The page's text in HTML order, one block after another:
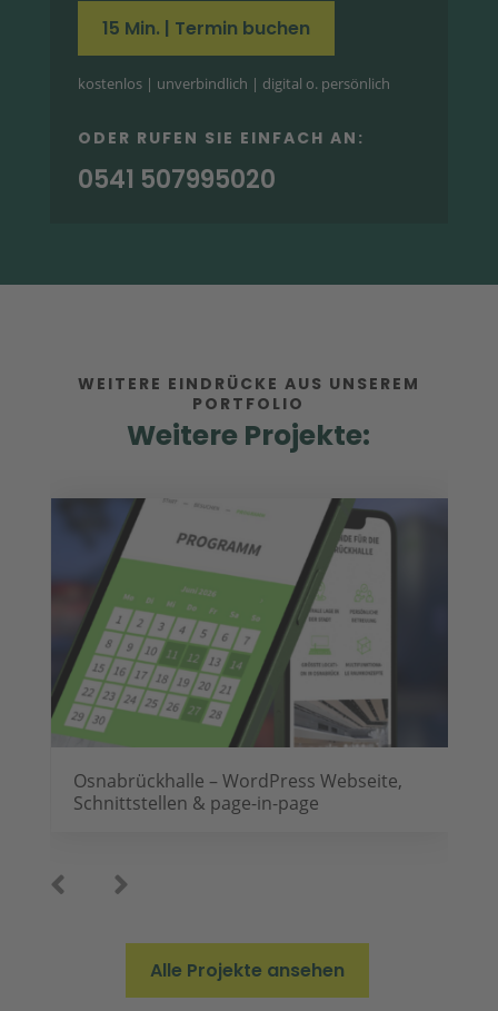
15 Min. | Termin buchen
kostenlos | unverbindlich | digital o. persönlich
ODER RUFEN SIE EINFACH AN:
0541 507995020
WEITERE EINDRÜCKE AUS UNSEREM
PORTFOLIO
Weitere Projekte:
Webseite „ecopark“
Alle Projekte ansehen